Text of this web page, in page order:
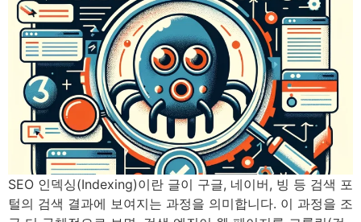
SEO 인덱싱(Indexing)이란 글이 구글, 네이버, 빙 등 검색 포
털의 검색 결과에 보여지는 과정을 의미합니다. 이 과정을 조